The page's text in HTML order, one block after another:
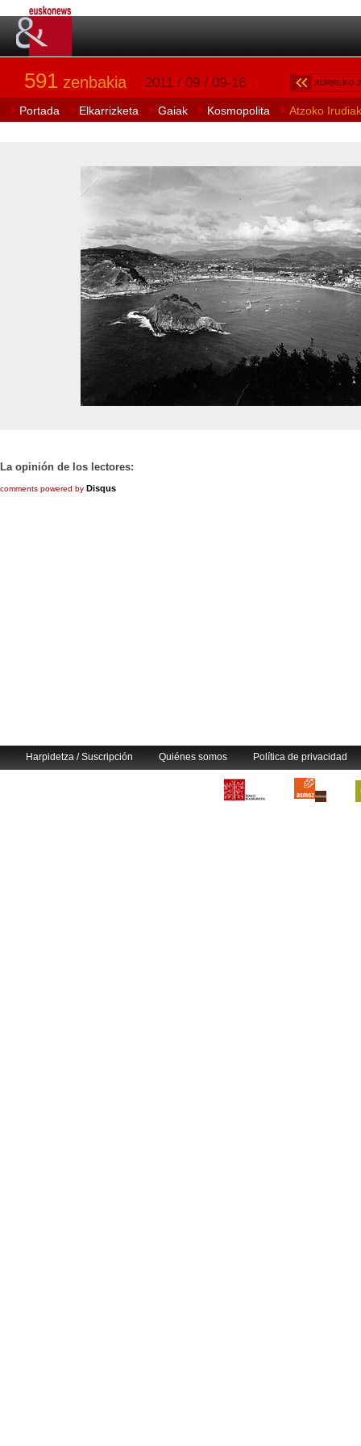
591 zenbakia 2011 / 09 / 09-16 AURREKO
Portada Elkarrizketa Gaiak Kosmopolita Atzoko Irudiak
La opinión de los lectores:
comments powered by Disqus
Harpidetza / Suscripción Quiénes somos Política de privacidad